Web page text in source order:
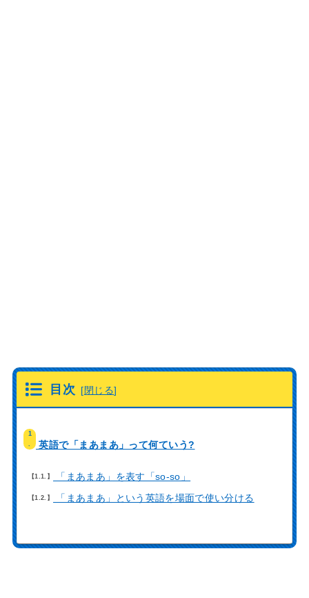
目次 [閉じる]
1
.
英語で「まあまあ」って何ていう?
1.1. 「まあまあ」を表す「so-so」
1.2. 「まあまあ」という英語を場面で使い分ける